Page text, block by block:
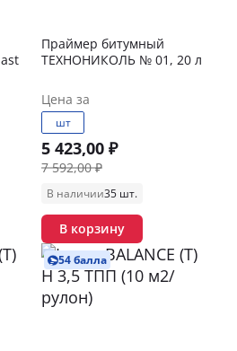
Праймер битумный
ТЕХНОНИКОЛЬ № 01, 20 л
Цена за
шт
5 423,00 ₽
7 592,00 ₽
В наличии35 шт.
В корзину
54 балла